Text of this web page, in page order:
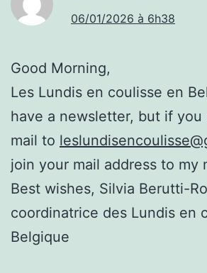
06/01/2026 à 6h38
Good Morning,
Les Lundis en coulisse en
have a newsletter, but if you
mail to
join your mail address to my
Best wishes, Silvia Berutti-
coordinatrice des Lundis en
Belgique